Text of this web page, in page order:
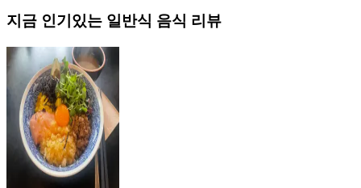
지금 인기있는 일반식 음식 리뷰